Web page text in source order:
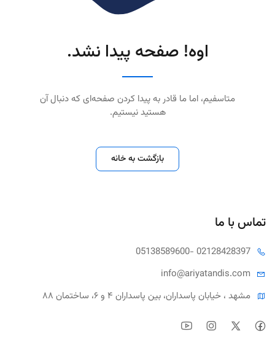
اوه! صفحه پیدا نشد.
متاسفیم، اما ما قادر به پیدا کردن صفحه‌ای که دنبال آن
هستید نیستیم.
بازگشت به خانه
تماس با ما
05138589600- 02128428397
info@ariyatandis.com
مشهد ، خیابان پاسداران، بین پاسداران ۴ و ۶، ساختمان ۸۸